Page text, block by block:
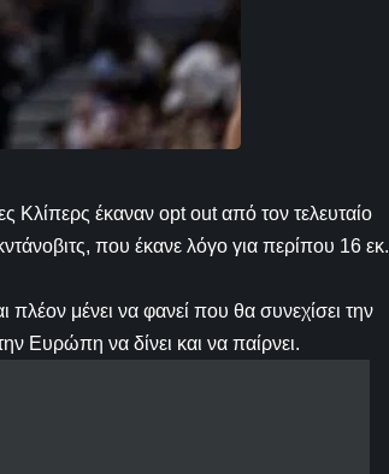
Κλίπερς έκαναν opt out από τον τελευταίο
που έκανε λόγο για περίπου 16 εκ.
πλέον μένει να φανεί που θα συνεχίσει την
Ευρώπη να δίνει και να παίρνει.